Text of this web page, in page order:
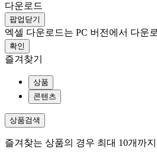
다운로드
팝업닫기
엑셀 다운로드는 PC 버전에서 다운
확인
즐겨찾기
상품
콘텐츠
상품검색
즐겨찾는 상품의 경우 최대 10개까